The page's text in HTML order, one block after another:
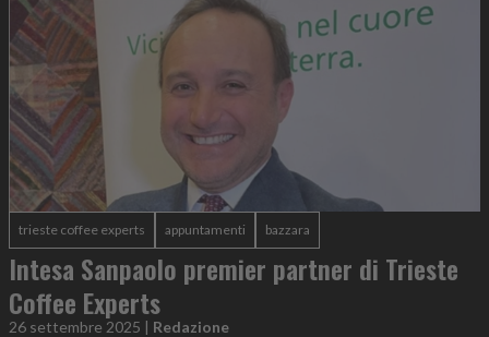
trieste coffee experts appuntamenti bazzara
Intesa Sanpaolo premier partner di Trieste
Coffee Experts
26 settembre 2025 | Redazione